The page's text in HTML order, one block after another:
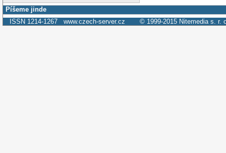
Píšeme jinde
ISSN 1214-1267 www.czech-server.cz © 1999-2015 Nitemedia s. r.